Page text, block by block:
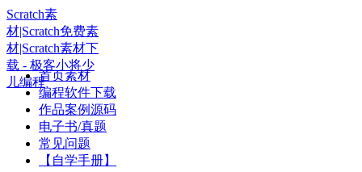
Scratch素
材|Scratch免费素
材|Scratch素材下
载 - 极客小将少
儿编程首页素材
编程软件下载
作品案例源码
电子书/真题
常见问题
【自学手册】